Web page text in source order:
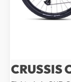
CRUSSIS